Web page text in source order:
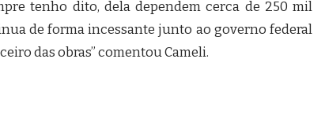
tenho dito, dela dependem cerca de 250 mil
de forma incessante junto ao governo federal
das obras” comentou Cameli.